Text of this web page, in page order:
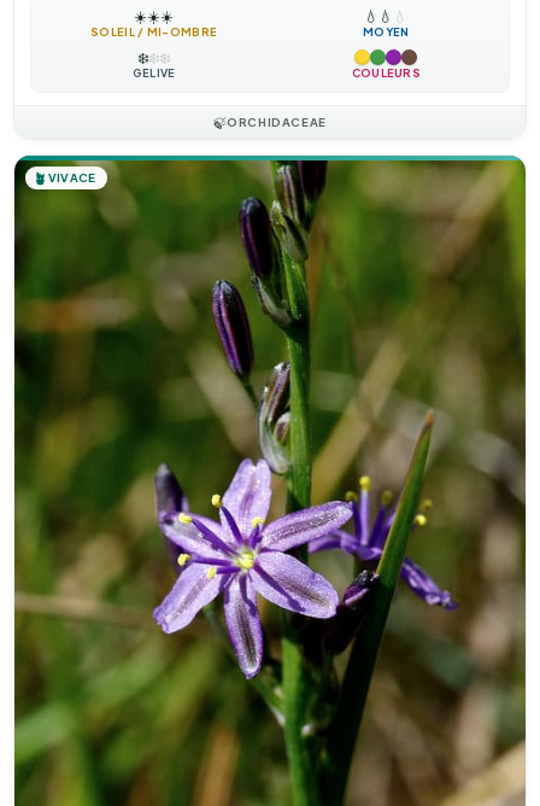
☀️☀️☀️
SOLEIL / MI-OMBRE
💧 💧 💧
MOYEN
❄️❄️❄️
GÉLIVE COULEURS
🍃ORCHIDACEAE
🪴 VIVACE